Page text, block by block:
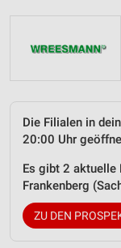
Die Filialen in
20:00 Uhr
Es gibt 2 aktuelle
Frankenberg
ZU DEN